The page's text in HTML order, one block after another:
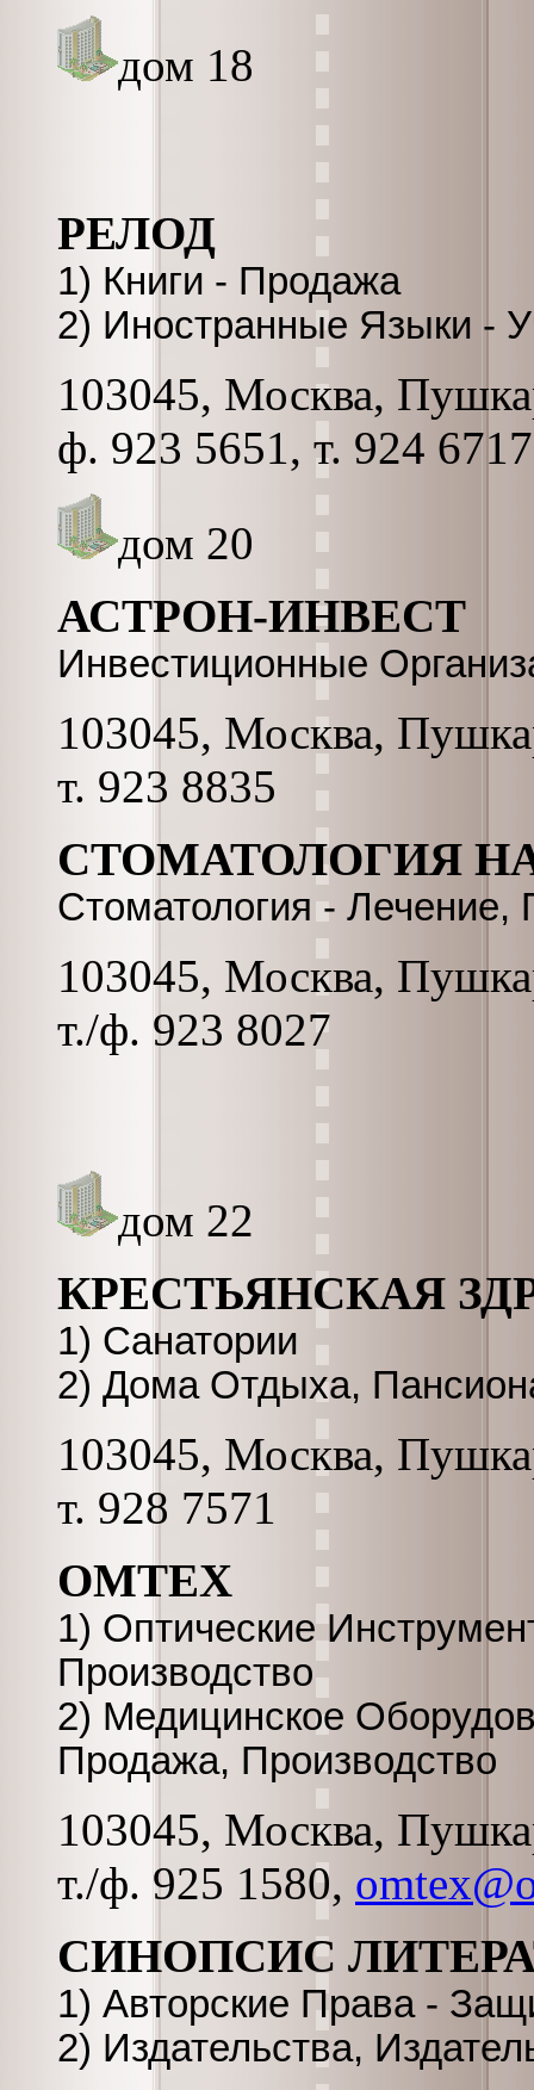
дом 18
РЕЛОД
1) Книги - Продажа
2) Иностранные Языки -
103045, Москва,
ф. 923 5651, т. 924
дом 20
АСТРОН-ИНВЕСТ
Инвестиционные
103045, Москва,
т. 923 8835
СТОМАТОЛОГИЯ
Стоматология - Лечение,
103045, Москва,
т./ф. 923 8027
дом 22
КРЕСТЬЯНСКАЯ
1) Санатории
2) Дома Отдыха,
103045, Москва,
т. 928 7571
ОМТЕХ
1) Оптические
Производство
2) Медицинское
Продажа, Производство
103045, Москва,
т./ф. 925 1580,
СИНОПСИС
1) Авторские Права -
2) Издательства,